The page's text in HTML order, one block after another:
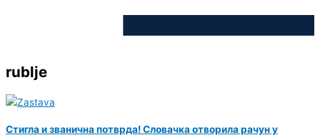
rublje
Стигла и званична потврда! Словачка отворила рачун у